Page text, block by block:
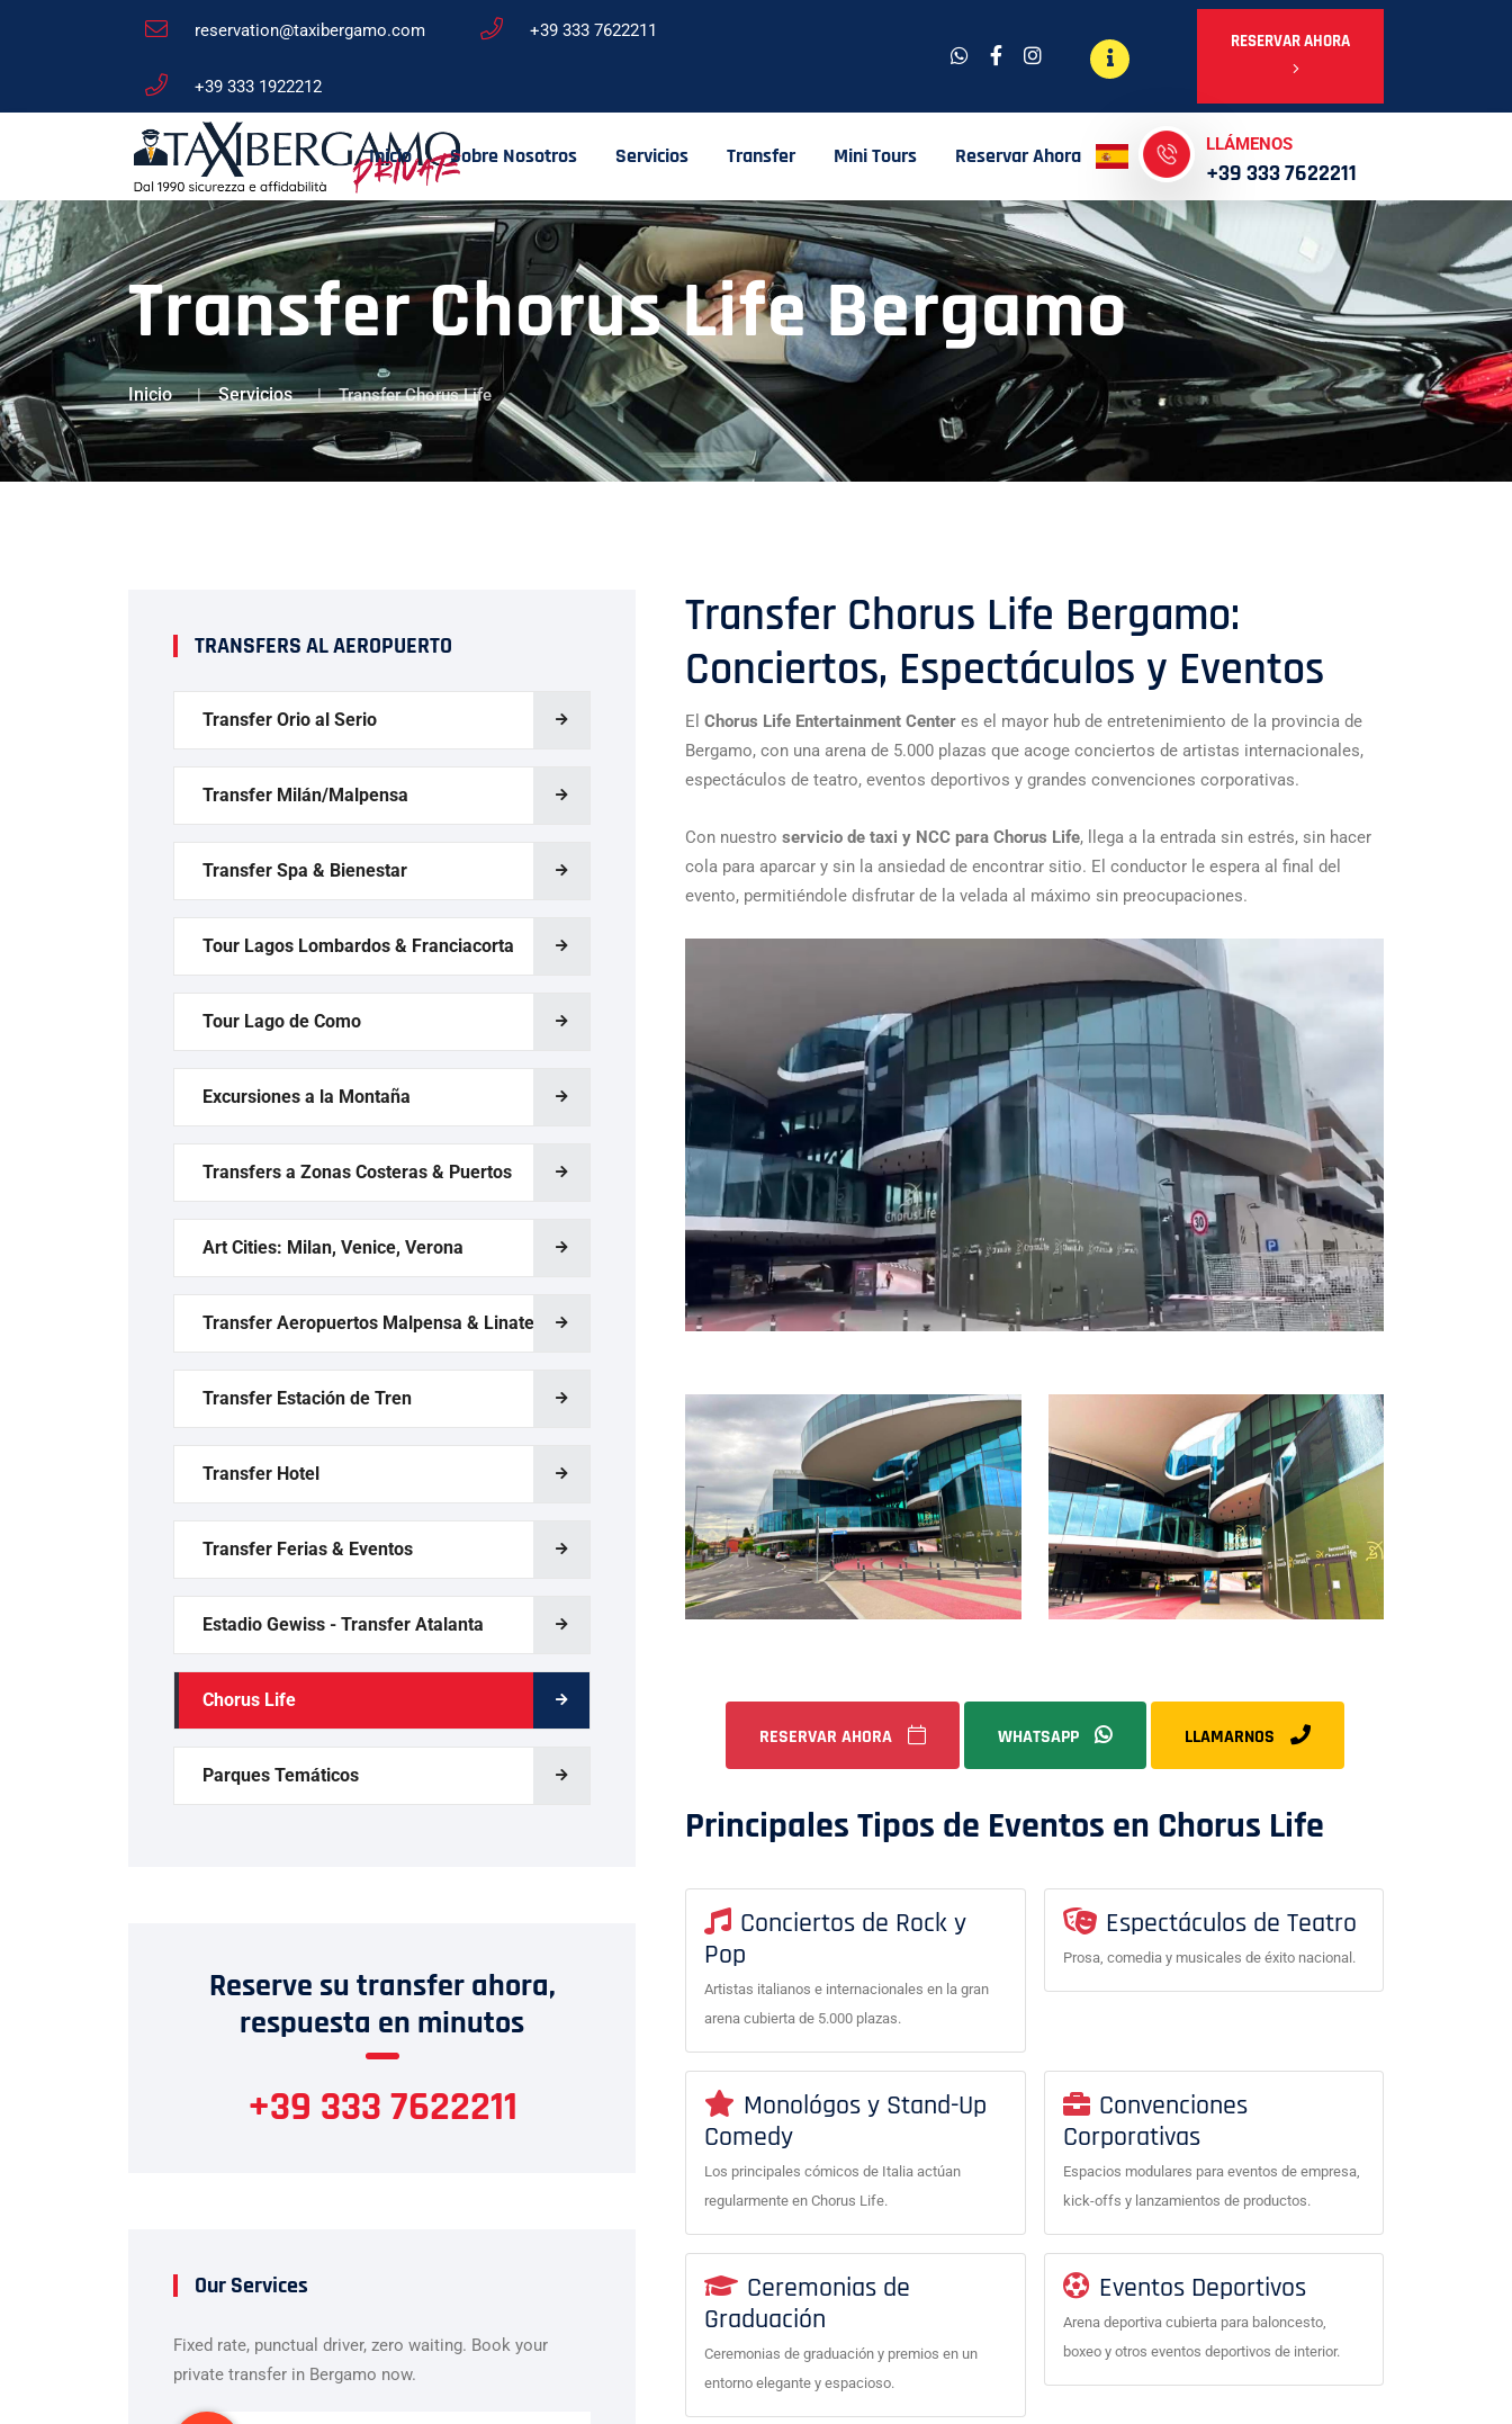
reservation@taxibergamo.com +39 333 7622211
+39 333 1922212
RESERVAR AHORA
Inicio Sobre Nosotros Servicios Transfer Mini Tours Reservar Ahora LLÁMENOS
+39 333 7622211
Transfer Chorus Life Bergamo
Inicio Servicios Transfer Chorus Life
TRANSFERS AL AEROPUERTO
Transfer Orio al Serio
Transfer Milán/Malpensa
Transfer Spa & Bienestar
Tour Lagos Lombardos & Franciacorta
Tour Lago de Como
Excursiones a la Montaña
Transfers a Zonas Costeras & Puertos
Art Cities: Milan, Venice, Verona
Transfer Aeropuertos Malpensa & Linate
Transfer Estación de Tren
Transfer Hotel
Transfer Ferias & Eventos
Estadio Gewiss - Transfer Atalanta
Chorus Life
Parques Temáticos
Reserve su transfer ahora,
respuesta en minutos
+39 333 7622211
Our Services
Fixed rate, punctual driver, zero waiting. Book your
private transfer in Bergamo now.
Transfer Chorus Life Bergamo:
Conciertos, Espectáculos y Eventos
El Chorus Life Entertainment Center es el mayor hub de entretenimiento de la provincia de
Bergamo, con una arena de 5.000 plazas que acoge conciertos de artistas internacionales,
espectáculos de teatro, eventos deportivos y grandes convenciones corporativas.
Con nuestro servicio de taxi y NCC para Chorus Life, llega a la entrada sin estrés, sin hacer
cola para aparcar y sin la ansiedad de encontrar sitio. El conductor le espera al final del
evento, permitiéndole disfrutar de la velada al máximo sin preocupaciones.
RESERVAR AHORA WHATSAPP LLAMARNOS
Principales Tipos de Eventos en Chorus Life
Conciertos de Rock y
Pop
Artistas italianos e internacionales en la gran
arena cubierta de 5.000 plazas.
Espectáculos de Teatro
Prosa, comedia y musicales de éxito nacional.
Monológos y Stand-Up
Comedy
Los principales cómicos de Italia actúan
regularmente en Chorus Life.
Convenciones
Corporativas
Espacios modulares para eventos de empresa,
kick-offs y lanzamientos de productos.
Ceremonias de
Graduación
Ceremonias de graduación y premios en un
entorno elegante y espacioso.
Eventos Deportivos
Arena deportiva cubierta para baloncesto,
boxeo y otros eventos deportivos de interior.